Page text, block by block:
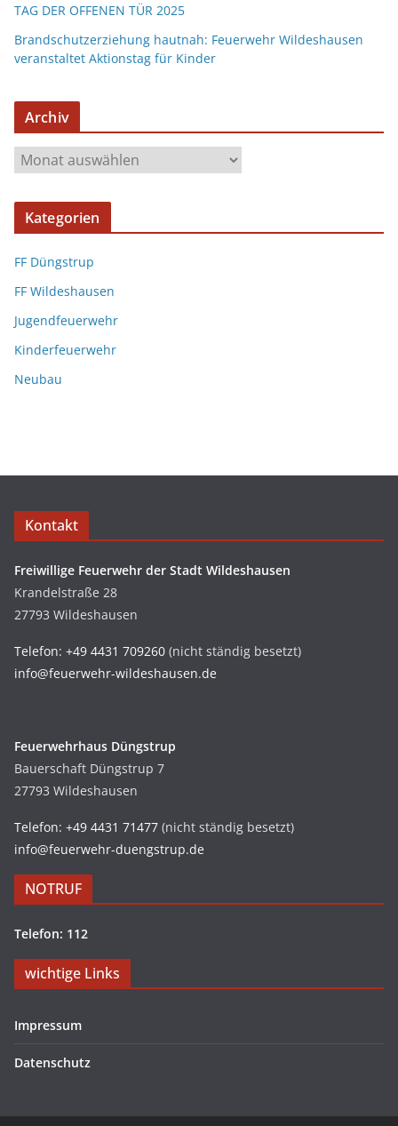
TAG DER OFFENEN TÜR 2025
Brandschutzerziehung hautnah: Feuerwehr Wildeshausen
veranstaltet Aktionstag für Kinder
Archiv
Kategorien
FF Düngstrup
FF Wildeshausen
Jugendfeuerwehr
Kinderfeuerwehr
Neubau
Kontakt
Freiwillige Feuerwehr der Stadt Wildeshausen
Krandelstraße 28
27793 Wildeshausen
Telefon: +49 4431 709260 (nicht ständig besetzt)
info@feuerwehr-wildeshausen.de
Feuerwehrhaus Düngstrup
Bauerschaft Düngstrup 7
27793 Wildeshausen
Telefon: +49 4431 71477 (nicht ständig besetzt)
info@feuerwehr-duengstrup.de
NOTRUF
Telefon: 112
wichtige Links
Impressum
Datenschutz